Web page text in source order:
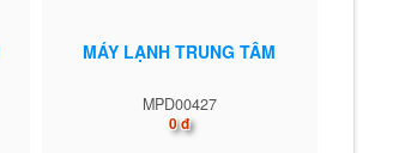
MÁY LẠNH TRUNG TÂM
MPD00427
0 đ